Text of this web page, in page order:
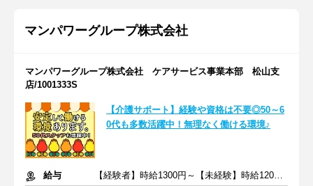
マンパワーグループ株式会社
マンパワーグループ株式会社 ケアサービス事業本部 松山支
店/1001333S
【介護サポート】経験や資格は不要◎50～6
0代も多数活躍中！無理なく働ける環境♪
給与
【経験者】時給1300円～【未経験】時給1200円～ ※交通費全額